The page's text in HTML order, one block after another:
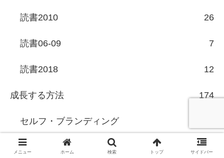
読書2010 26
読書06-09 7
読書2018 12
成長する方法 174
セルフ・ブランディング
ビジネスモデル
メニュー ホーム 検索 トップ サイドバー